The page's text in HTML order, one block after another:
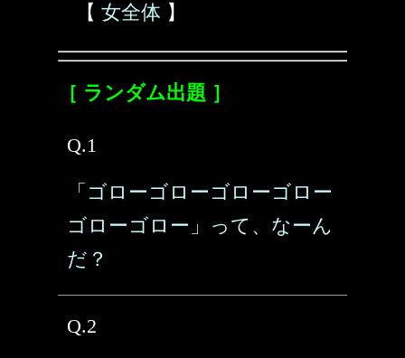
【 女全体 】
［ ランダム出題 ］
Q.1
「ゴローゴローゴローゴロー
ゴローゴロー」って、なーん
だ？
Q.2